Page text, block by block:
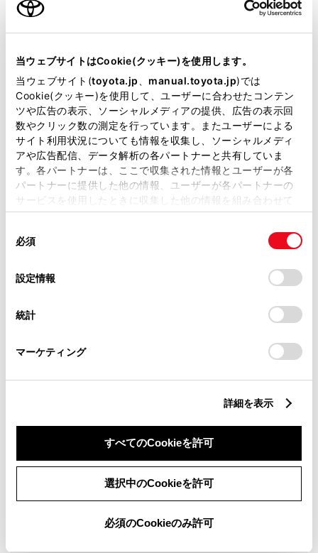
当ウェブサイトはCookie(クッキー)を使用します。
当ウェブサイト(toyota.jp manual.toyota.jp)では
Cookie(クッキー)を使用して、ユーザーに合わせたコンテン
ツや広告の表示、ソーシャルメディアの提供、広告の表示回
数やクリック数の測定を行っています。またユーザーによる
サイト利用状況についても情報を収集し、ソーシャルメディ
アや広告配信、データ解析の各パートナーと共有していま
す。各パートナーは、ここで収集された情報とユーザーが各
パートナーに提供した他の情報、ユーザーが各パートナーの
サービスを使用したときに収集した他の情報を組み合わせて
使用することがあります。当ウェブサイトの使用を続行する
デバイスにすべてのCookie(クッキー)が保存されることに同
意したことになります。Cookie(クッキー)のオプトアウト、
設定の変更、同意を撤回したりするにあたっては、当社の
「Cookie（クッキー）情報の取り扱いについて
」をご覧くだ
必須
設定情報
統計
マーケティング
詳細を表示
すべてのCookieを許可
選択中のCookieを許可
必須のCookieのみ許可
駆動方式
施設情報・サービス
授乳室
バリアフリー/フラットフロ
バリアフリー/多目的駐車場
バリアフリー/多目的トイレ
フリードリンク WiFi
自動洗車機
車検・整備・メンテナンス取
WAX洗車
ベビーシート（おむつ交換用
au携帯電話